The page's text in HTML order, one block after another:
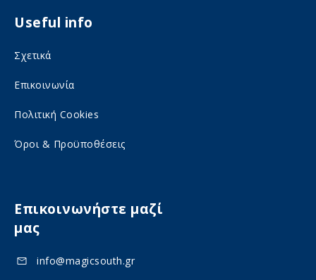
m
e
i
a
l
m
d
i
a
Useful info
Σχετικά
Επικοινωνία
Πολιτική Cookies
Όροι & Προϋποθέσεις
Επικοινωνήστε μαζί
μας
info@magicsouth.gr